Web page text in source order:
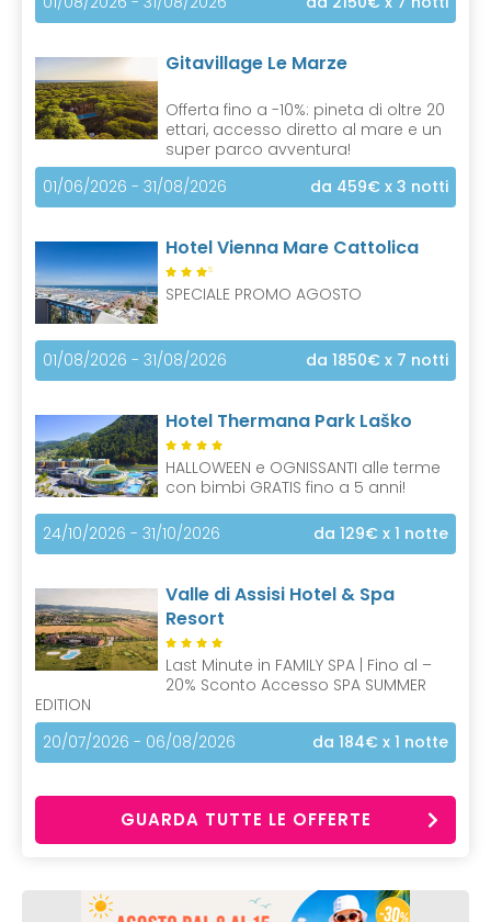
Gitavillage Le Marze
Offerta fino a -10%: pineta di oltre 20
ettari, accesso diretto al mare e un
super parco avventura!
01/06/2026 - 31/08/2026
da 459€ x 3 notti
Hotel Vienna Mare Cattolica
S
SPECIALE PROMO AGOSTO
01/08/2026 - 31/08/2026 da 1850€ x 7 notti
Hotel Thermana Park Laško
HALLOWEEN e OGNISSANTI alle terme
con bimbi GRATIS fino a 5 anni!
24/10/2026 - 31/10/2026 da 129€ x 1 notte
Valle di Assisi Hotel & Spa
Resort
Last Minute in FAMILY SPA | Fino al –
20% Sconto Accesso SPA SUMMER
EDITION
20/07/2026 - 06/08/2026
da 184€ x 1 notte
GUARDA TUTTE LE OFFERTE